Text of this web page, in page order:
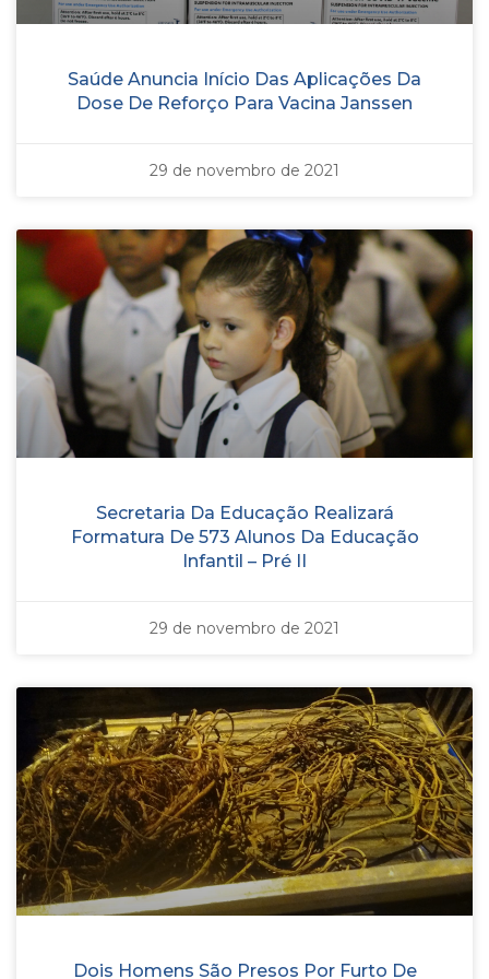
Saúde Anuncia Início Das Aplicações Da
Dose De Reforço Para Vacina Janssen
29 de novembro de 2021
Secretaria Da Educação Realizará
Formatura De 573 Alunos Da Educação
Infantil – Pré II
29 de novembro de 2021
Dois Homens São Presos Por Furto De